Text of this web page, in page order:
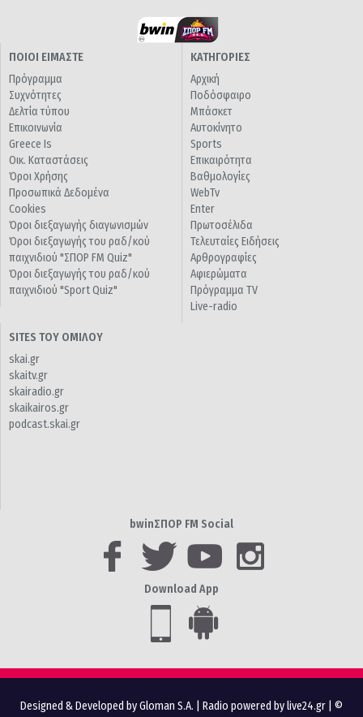
ΠΟΙΟΙ ΕΙΜΑΣΤΕ
Πρόγραμμα
Συχνότητες
Δελτία τύπου
Επικοινωνία
Greece Is
Οικ. Καταστάσεις
Όροι Χρήσης
Προσωπικά Δεδομένα
Cookies
Όροι διεξαγωγής διαγωνισμών
Όροι διεξαγωγής του ραδ/κού
παιχνιδιού "ΣΠΟΡ FM Quiz"
Όροι διεξαγωγής του ραδ/κού
παιχνιδιού "Sport Quiz"
ΚΑΤΗΓΟΡΙΕΣ
Αρχική
Ποδόσφαιρο
Μπάσκετ
Αυτοκίνητο
Sports
Επικαιρότητα
Βαθμολογίες
WebTv
Enter
Πρωτοσέλιδα
Τελευταίες Ειδήσεις
Αρθρογραφίες
Αφιερώματα
Πρόγραμμα TV
Live-radio
SITES ΤΟΥ ΟΜΙΛΟΥ
skai.gr
skaitv.gr
skairadio.gr
skaikairos.gr
podcast.skai.gr
bwinΣΠΟΡ FM Social
Download App
Designed & Developed by Gloman S.A. Radio powered by live24.gr | ©